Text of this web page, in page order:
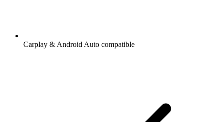
Carplay & Android Auto compatible